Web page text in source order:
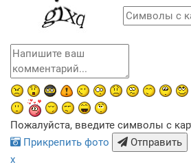
Пожалуйста, введите символы с
Прикрепить фото
Отправить
x